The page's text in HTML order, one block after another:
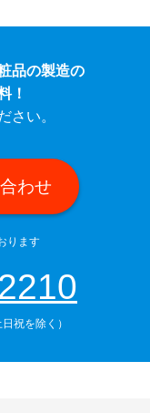
品の製造の
！
さい。
わせ
ります
祝を除く）